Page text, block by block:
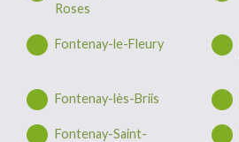
Roses
Fontenay-le-Fleury
Fontenay-lès-Briis
Fontenay-Saint-